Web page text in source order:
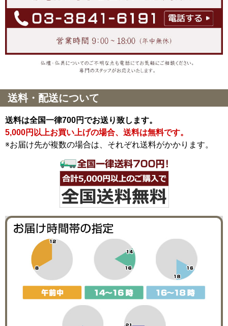
送料・配送について
送料は全国一律700円でお送り致します。
5,000円以上お買い上げの場合、送料は無料です。
※お届け先が複数の場合は、それぞれ送料がかかります。